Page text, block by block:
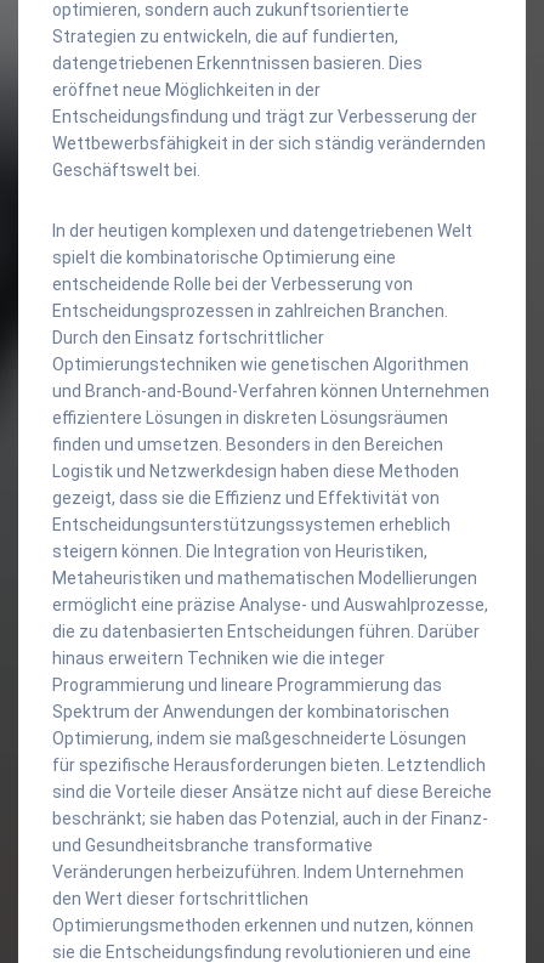
optimieren, sondern auch zukunftsorientierte
Strategien zu entwickeln, die auf fundierten,
datengetriebenen Erkenntnissen basieren. Dies
eröffnet neue Möglichkeiten in der
Entscheidungsfindung und trägt zur Verbesserung der
Wettbewerbsfähigkeit in der sich ständig verändernden
Geschäftswelt bei.
In der heutigen komplexen und datengetriebenen Welt
spielt die kombinatorische Optimierung eine
entscheidende Rolle bei der Verbesserung von
Entscheidungsprozessen in zahlreichen Branchen.
Durch den Einsatz fortschrittlicher
Optimierungstechniken wie genetischen Algorithmen
und Branch-and-Bound-Verfahren können Unternehmen
effizientere Lösungen in diskreten Lösungsräumen
finden und umsetzen. Besonders in den Bereichen
Logistik und Netzwerkdesign haben diese Methoden
gezeigt, dass sie die Effizienz und Effektivität von
Entscheidungsunterstützungssystemen erheblich
steigern können. Die Integration von Heuristiken,
Metaheuristiken und mathematischen Modellierungen
ermöglicht eine präzise Analyse- und Auswahlprozesse,
die zu datenbasierten Entscheidungen führen. Darüber
hinaus erweitern Techniken wie die integer
Programmierung und lineare Programmierung das
Spektrum der Anwendungen der kombinatorischen
Optimierung, indem sie maßgeschneiderte Lösungen
für spezifische Herausforderungen bieten. Letztendlich
sind die Vorteile dieser Ansätze nicht auf diese Bereiche
beschränkt; sie haben das Potenzial, auch in der Finanz-
und Gesundheitsbranche transformative
Veränderungen herbeizuführen. Indem Unternehmen
den Wert dieser fortschrittlichen
Optimierungsmethoden erkennen und nutzen, können
sie die Entscheidungsfindung revolutionieren und eine